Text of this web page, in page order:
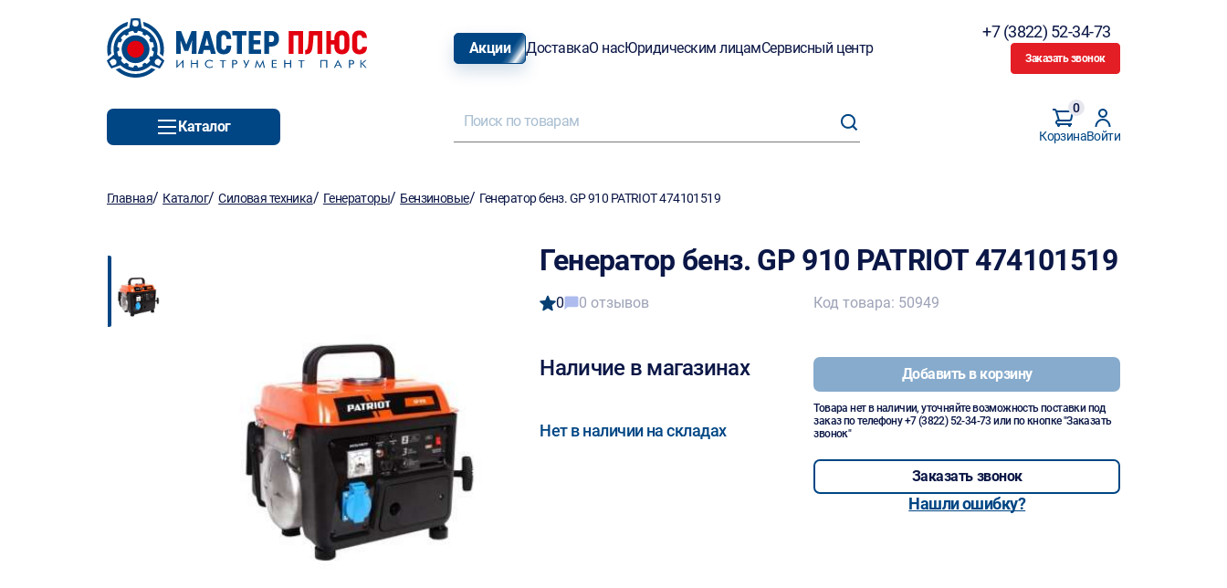
Акции ДоставкаО насЮридическим лицамСервисный центр
+7 (3822) 52-34-73
Заказать звонок
Каталог
Корзина
0
Войти
Главная/ Каталог/Силовая техника/ Генераторы/ Бензиновые/ Генератор бенз. GP 910 PATRIOT 474101519
Генератор бенз. GP 910 PATRIOT 474101519
0 0 отзывов
Наличие в магазинах
Нет в наличии на складах
Код товара: 50949
Добавить в корзину
Товара нет в наличии, уточняйте возможность поставки под
заказ по телефону+7 (3822) 52-34-73 или по кнопке "Заказать
звонок"
Заказать звонок
Нашли ошибку?